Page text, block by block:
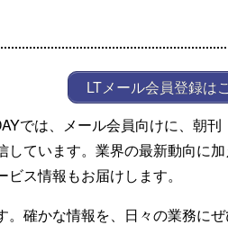
LTメール会員登録は
では、メール会員向けに、朝
しています。業界の最新動向に
ビス情報もお届けします。
。確かな情報を、日々の業務にぜ